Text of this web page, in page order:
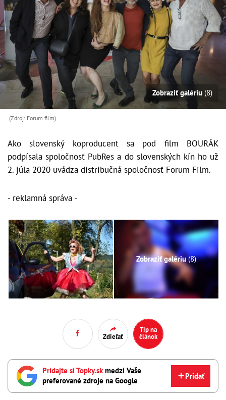
Zobraziť galériu (8)
(Zdroj: Forum film)
Ako slovenský koproducent sa pod film BOURÁK
podpísala spoločnosť PubRes a do slovenských kín ho už
2. júla 2020 uvádza distribučná spoločnosť Forum Film.
- reklamná správa -
Zobraziť galériu(8)
Zdieľať
Tip na
článok
Pridajte si Topky.skmedzi Vaše
preferované zdroje na Google
Pridať